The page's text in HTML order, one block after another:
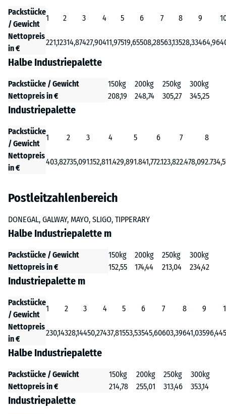
Packstücke
/ Gewicht
1 2 3 4 5 6 7 8 9
Nettopreis
in €
221,12314,87427,90411,97519,65508,28563,13528,33464,96
Halbe Industriepalette
Packstücke / Gewicht 150kg 200kg 250kg
300kg
Nettopreis in €
208,19 248,74 305,27 345,25
Industriepalette
Packstücke
/ Gewicht
1 2 3 4 5 6 7
8
Nettopreis
in €
403,82735,091.152,811.429,891.841,772.123,822.478,09
Postleitzahlenbereich
DONEGAL, GALWAY, MAYO, SLIGO, TIPPERARY
Halbe Industriepalette m
Packstücke / Gewicht 150kg 200kg 250kg
300kg
Nettopreis in €
152,55 174,44 213,04 234,42
Industriepalette m
Packstücke
/ Gewicht
1 2 3 4 5 6 7 8 9
Nettopreis
in €
230,14328,14450,27437,81553,53545,60603,39641,03596,44
Halbe Industriepalette
Packstücke / Gewicht 150kg 200kg 250kg
300kg
Nettopreis in €
214,78 255,01 313,46 353,14
Industriepalette